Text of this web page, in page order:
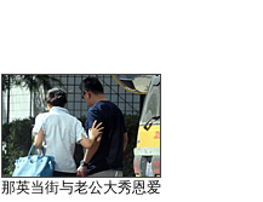
那英当街与老公大秀恩爱